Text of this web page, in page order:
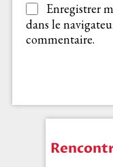
Enregistrer
dans le
commentaire.